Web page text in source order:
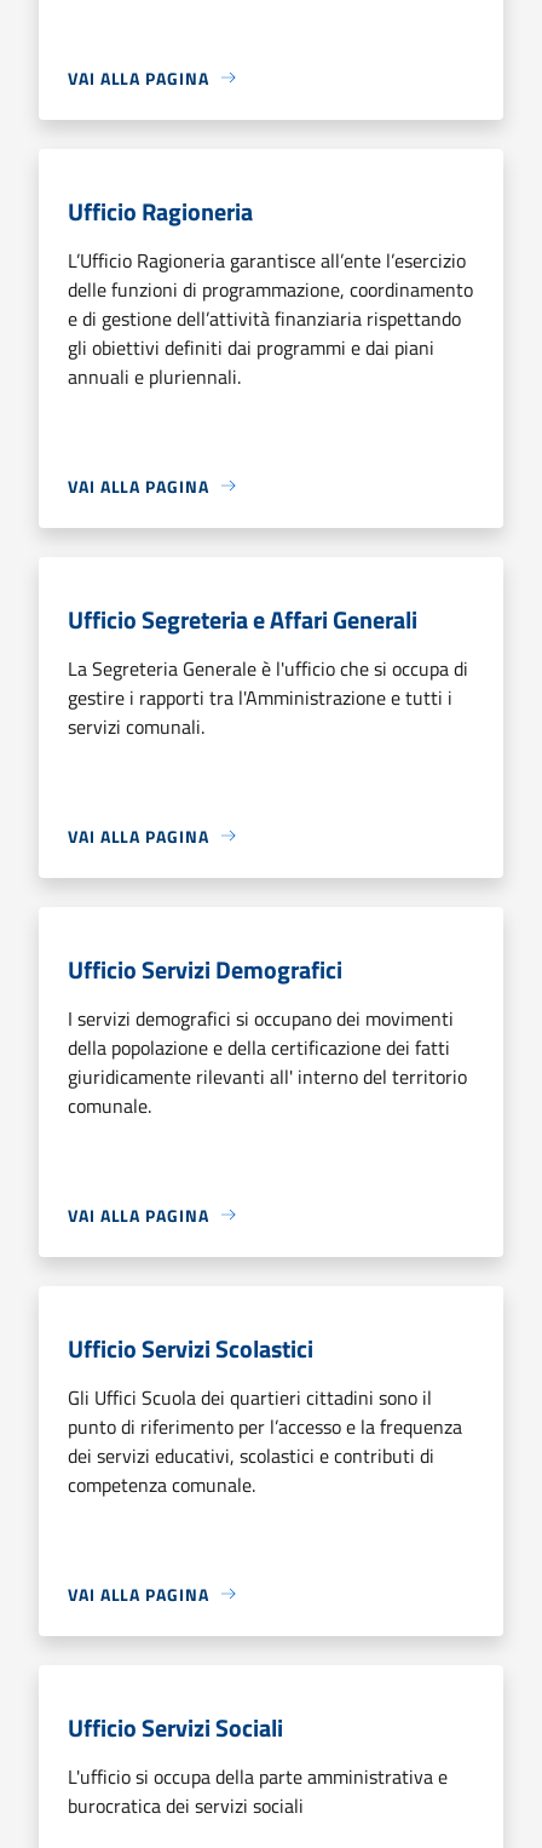
VAI ALLA PAGINA
Ufficio Ragioneria
L’Ufficio Ragioneria garantisce all’ente l’esercizio
delle funzioni di programmazione, coordinamento
e di gestione dell’attività finanziaria rispettando
gli obiettivi definiti dai programmi e dai piani
annuali e pluriennali.
VAI ALLA PAGINA
Ufficio Segreteria e Affari Generali
La Segreteria Generale è l'ufficio che si occupa di
gestire i rapporti tra l'Amministrazione e tutti i
servizi comunali.
VAI ALLA PAGINA
Ufficio Servizi Demografici
I servizi demografici si occupano dei movimenti
della popolazione e della certificazione dei fatti
giuridicamente rilevanti all' interno del territorio
comunale.
VAI ALLA PAGINA
Ufficio Servizi Scolastici
Gli Uffici Scuola dei quartieri cittadini sono il
punto di riferimento per l’accesso e la frequenza
dei servizi educativi, scolastici e contributi di
competenza comunale.
VAI ALLA PAGINA
Ufficio Servizi Sociali
L'ufficio si occupa della parte amministrativa e
burocratica dei servizi sociali